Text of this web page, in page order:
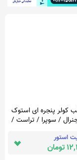
کولر پنجره ای استوک
/ سوپرا / تراست /
استور